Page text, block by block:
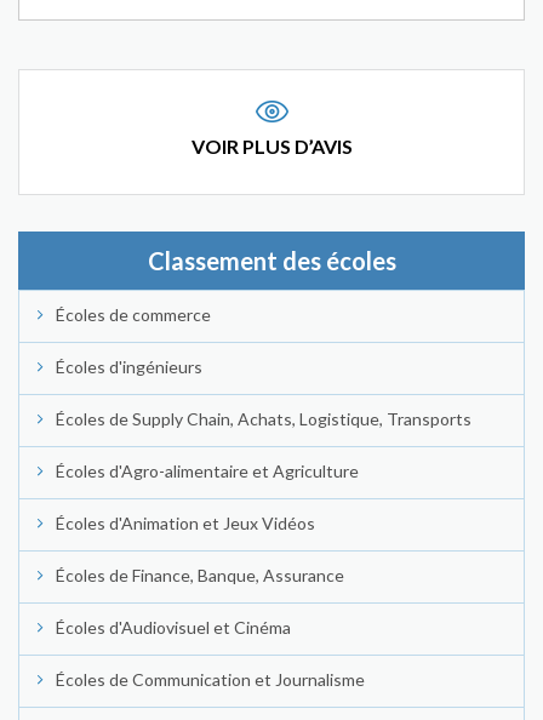
VOIR PLUS D’AVIS
Classement des écoles
Écoles de commerce
Écoles d'ingénieurs
Écoles de Supply Chain, Achats, Logistique, Transports
Écoles d'Agro-alimentaire et Agriculture
Écoles d'Animation et Jeux Vidéos
Écoles de Finance, Banque, Assurance
Écoles d'Audiovisuel et Cinéma
Écoles de Communication et Journalisme